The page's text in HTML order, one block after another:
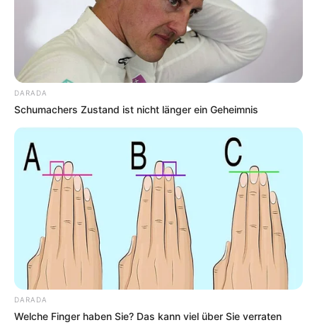
DARADA
Schumachers Zustand ist nicht länger ein Geheimnis
DARADA
Welche Finger haben Sie? Das kann viel über Sie verraten